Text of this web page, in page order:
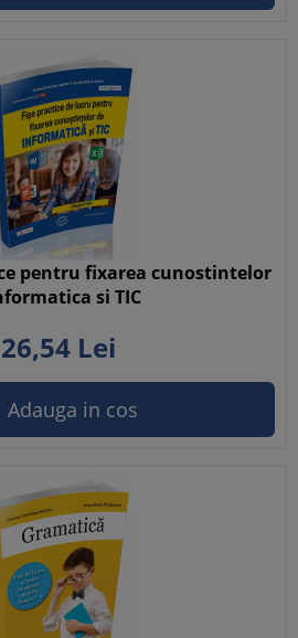
pentru fixarea cunostintelor
si TIC
54 Lei
Adauga in cos